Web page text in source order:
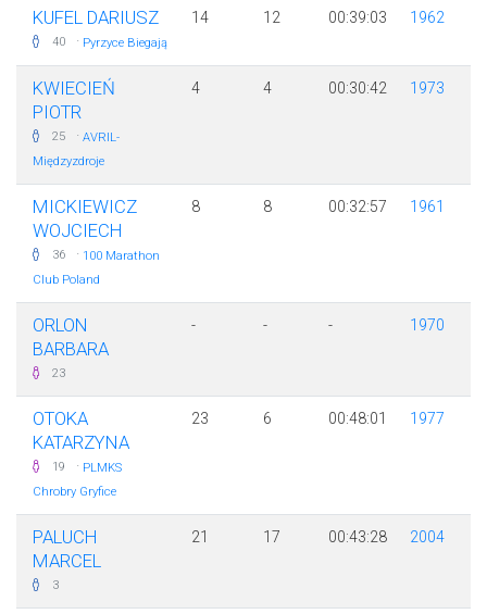
KUFEL DARIUSZ
40 · Pyrzyce Biegają
14 12 00:39:03 1962
KWIECIEŃ
PIOTR
25 · AVRIL-
Międzyzdroje
4 4 00:30:42 1973
MICKIEWICZ
WOJCIECH
36 · 100 Marathon
Club Poland
8 8 00:32:57 1961
ORLON
BARBARA
23
- - - 1970
OTOKA
KATARZYNA
19 · PLMKS
Chrobry Gryfice
23 6 00:48:01 1977
PALUCH
MARCEL
3
21 17 00:43:28 2004